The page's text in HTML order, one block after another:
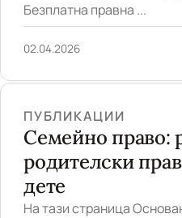
Безплатна правна ...
02.04.2026
ПУБЛИКАЦИИ
Семейно право:
родителски
дете
На тази страница